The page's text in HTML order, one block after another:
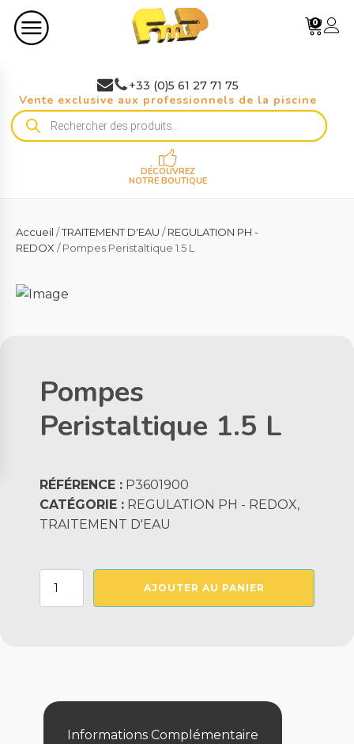
0
+33 (0)5 61 27 71 75
Vente exclusive aux professionnels de la piscine
Recherche
de
DÉCOUVREZ
NOTRE BOUTIQUE
Accueil /TRAITEMENT D'EAU /REGULATION PH -
REDOX / Pompes Peristaltique 1.5 L
Pompes
Peristaltique 1.5 L
RÉFÉRENCE : P3601900
CATÉGORIE : REGULATION PH - REDOX,
TRAITEMENT D'EAU
quantité
AJOUTER AU PANIER
Informations Complémentaire